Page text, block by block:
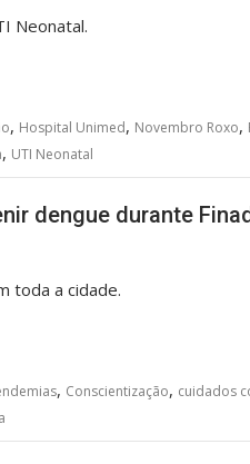
Neonatal.
, Hospital Unimed, Novembro Roxo,
, UTI Neonatal
dengue durante
toda a cidade.
, Conscientização, cuidados